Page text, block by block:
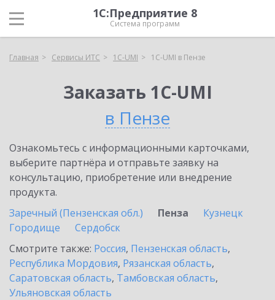
1С:Предприятие 8
Система программ
Главная Сервисы ИТС 1C-UMI 1C-UMI в Пензе
Заказать 1C-UMI
в Пензе
Ознакомьтесь с информационными карточками,
выберите партнёра и отправьте заявку на
консультацию, приобретение или внедрение
продукта.
Заречный (Пензенская обл.)
Пенза
Кузнецк
Городище
Сердобск
Смотрите также: Россия, Пензенская область,
Республика Мордовия, Рязанская область,
Саратовская область, Тамбовская область,
Ульяновская область